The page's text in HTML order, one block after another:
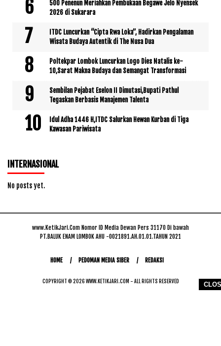
500 Penenun Meriahkan Pembukaan Begawe Jelo Nyensek
2026 di Sukarara
ITDC Luncurkan “Cipta Rwa Loka”, Hadirkan Pengalaman
Wisata Budaya Autentik di The Nusa Dua
Poltekpar Lombok Luncurkan Logo Dies Natalis ke-
10,Sarat Makna Budaya dan Semangat Transformasi
Sembilan Pejabat Eselon II Dimutasi,Bupati Pathul
Tegaskan Berbasis Manajemen Talenta
Idul Adha 1446 H,ITDC Salurkan Hewan Kurban di Tiga
Kawasan Pariwisata
INTERNASIONAL
No posts yet.
www.KetikJari.Com Nomor ID Media Dewan Pers 31170 Di bawah
PT.BALUK ENAM LOMBOK AHU -0021891.AH.01.01.TAHUN 2021
HOME PEDOMAN MEDIA SIBER REDAKSI
COPYRIGHT © 2026 WWW.KETIKJARI.COM - ALL RIGHTS RESERVED